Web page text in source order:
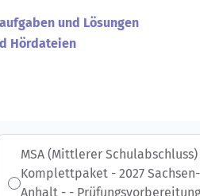
und Lösungen
Hördateien
MSA (Mittlerer Schulabschluss)
Komplettpaket - 2027 Sachsen-
Anhalt - -